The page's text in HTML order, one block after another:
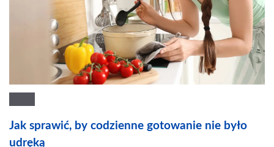
Jak sprawić, by codzienne gotowanie nie było
udręką